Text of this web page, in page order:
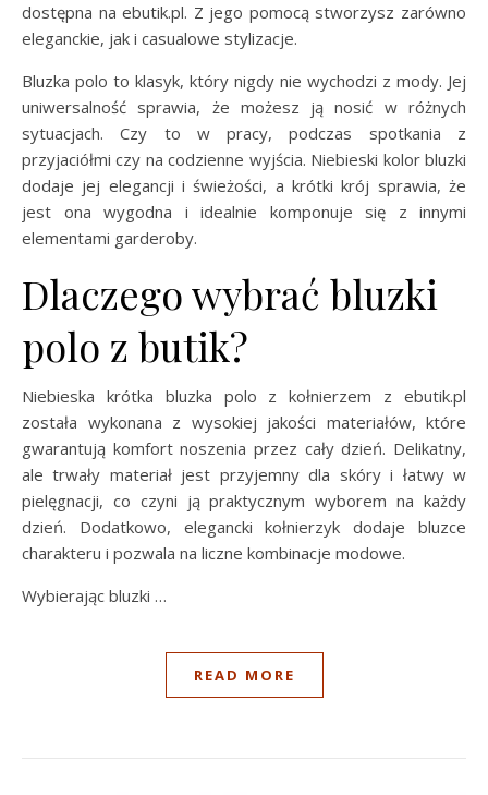
dostępna na ebutik.pl. Z jego pomocą stworzysz zarówno
eleganckie, jak i casualowe stylizacje.
Bluzka polo to klasyk, który nigdy nie wychodzi z mody. Jej
uniwersalność sprawia, że możesz ją nosić w różnych
sytuacjach. Czy to w pracy, podczas spotkania z
przyjaciółmi czy na codzienne wyjścia. Niebieski kolor bluzki
dodaje jej elegancji i świeżości, a krótki krój sprawia, że
jest ona wygodna i idealnie komponuje się z innymi
elementami garderoby.
Dlaczego wybrać bluzki
polo z butik?
Niebieska krótka bluzka polo z kołnierzem z ebutik.pl
została wykonana z wysokiej jakości materiałów, które
gwarantują komfort noszenia przez cały dzień. Delikatny,
ale trwały materiał jest przyjemny dla skóry i łatwy w
pielęgnacji, co czyni ją praktycznym wyborem na każdy
dzień. Dodatkowo, elegancki kołnierzyk dodaje bluzce
charakteru i pozwala na liczne kombinacje modowe.
Wybierając bluzki …
READ MORE